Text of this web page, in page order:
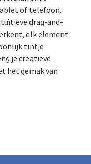
of telefoon.
drag-and-
elk element
tintje
je creatieve
het gemak van